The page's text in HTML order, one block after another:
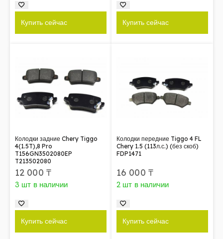
Купить сейчас Купить сейчас
Колодки задние Chery Tiggo
4(1.5T),8 Pro
T156GN3502080EP
T213502080
12 000 ₸
3 шт в наличии
Купить сейчас
Колодки передние Tiggo 4 FL
Chery 1.5 (113л.с.) (без скоб)
FDP1471
16 000 ₸
2 шт в наличии
Купить сейчас